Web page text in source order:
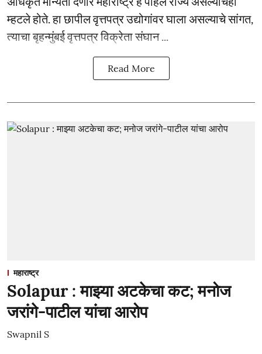
म्हटले होते. हा छापील वृत्तपत्र उद्योगांवर घाला असल्याचे सांगत,
त्याचा बृहन्मुंबई वृत्तपत्र विक्रेता संघान ...
Read More
महाराष्ट्र
Solapur : माझ्या अटकेचा कट; मनोज
जरांगे-पाटील यांचा आरोप
Swapnil S